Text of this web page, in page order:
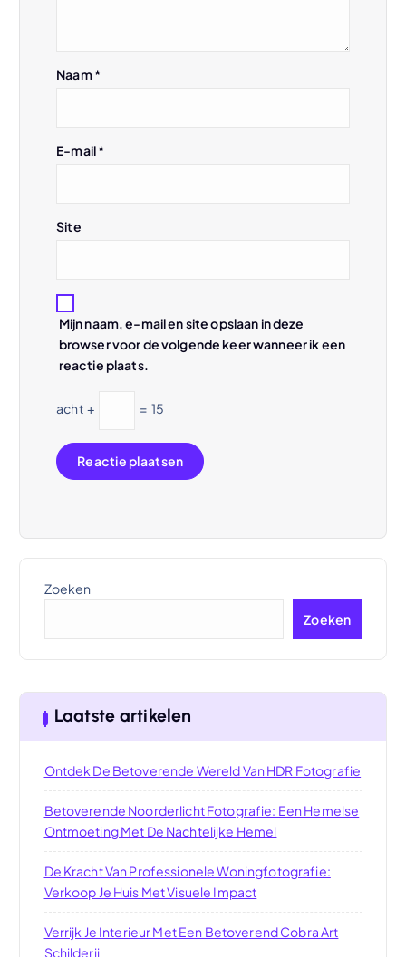
Naam*
E-mail*
Site
Mijn naam, e-mail en site opslaan in deze
browser voor de volgende keer wanneer ik een
reactie plaats.
acht + = 15
Zoeken
Zoeken
Laatste artikelen
Ontdek De Betoverende Wereld Van HDR Fotografie
Betoverende Noorderlicht Fotografie: Een Hemelse
Ontmoeting Met De Nachtelijke Hemel
De Kracht Van Professionele Woningfotografie:
Verkoop Je Huis Met Visuele Impact
Verrijk Je Interieur Met Een Betoverend Cobra Art
Schilderij